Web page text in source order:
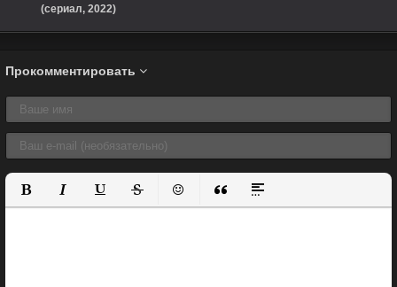
(сериал, 2022)
Прокомментировать
Полужирный
КурсивПодчеркнутый
ЗачеркнутыйВставить смайлик
Вставка цитаты
Вставка спойлера